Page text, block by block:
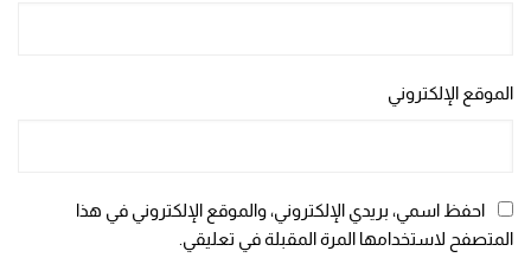
الموقع الإلكتروني
احفظ اسمي، بريدي الإلكتروني، والموقع الإلكتروني في هذا
المتصفح لاستخدامها المرة المقبلة في تعليقي.